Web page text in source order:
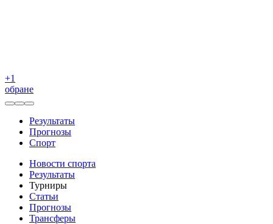
+1
обране
Результаты
Прогнозы
Спорт
Новости спорта
Результаты
Турниры
Статьи
Прогнозы
Трансферы